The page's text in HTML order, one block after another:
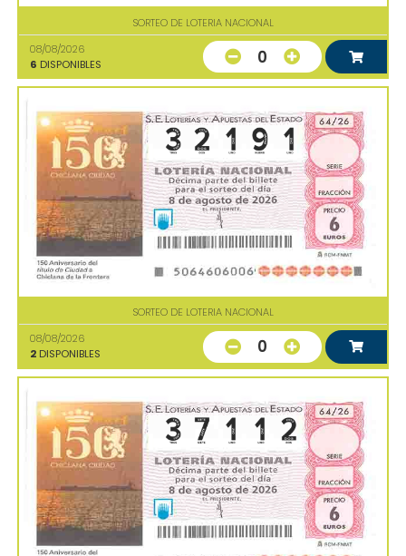
SORTEO DE LOTERIA NACIONAL
08/08/2026
6 DISPONIBLES 0
SORTEO DE LOTERIA NACIONAL
08/08/2026
2 DISPONIBLES 0